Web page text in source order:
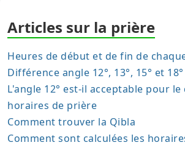
Articles sur la prière
Heures de début et de fin de
Différence angle 12°, 13°, 15° et
L'angle 12° est-il acceptable pour le
horaires de prière
Comment trouver la Qibla
Comment sont calculées les